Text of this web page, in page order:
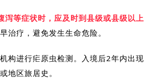
泻等症状时，应及时到县级或县级以
治疗，避免发生生命危险。
构进行疟原虫检测。入境后2年内出
地区旅居史。